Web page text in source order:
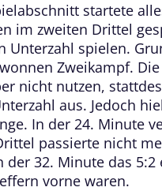
startete
im zweiten Drittel
Unterzahl spielen.
Zweikampf.
nicht nutzen,
aus. Jedoch
In der 24. Minute
passierte nicht
der 32. Minute das
vorne waren.